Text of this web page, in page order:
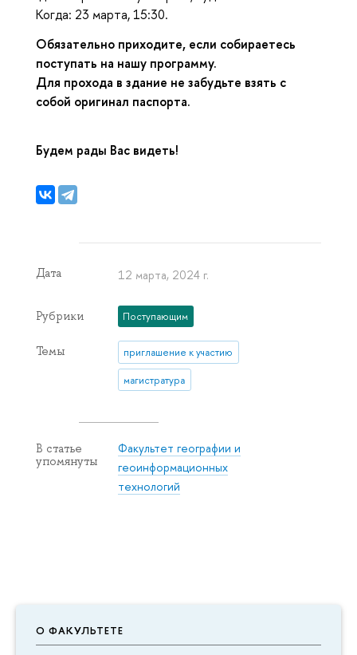
О ФАКУЛЬТЕТЕ
Когда: 23 марта, 15:30.
Обязательно приходите, если собираетесь
поступать на нашу программу.
Для прохода в здание не забудьте взять с
собой оригинал паспорта.
Будем рады Вас видеть!
Дата 12 марта, 2024 г.
Рубрики Поступающим
Темы приглашение к участию
магистратура
В статье
упомянуты
Факультет географии и
геоинформационных
технологий